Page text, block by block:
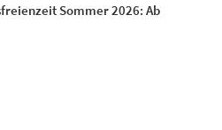
Sommer 2026:Ab